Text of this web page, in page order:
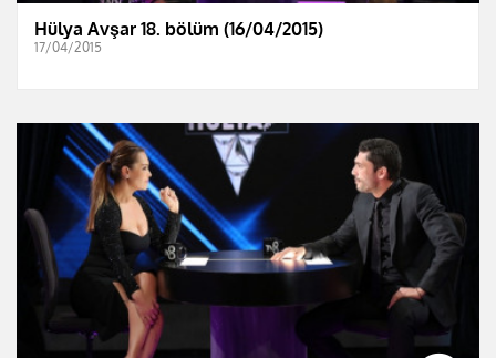
Hülya Avşar 18. bölüm (16/04/2015)
17/04/2015